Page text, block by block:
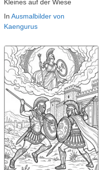
Kleines auf der Wiese
In Ausmalbilder von
Kaengurus